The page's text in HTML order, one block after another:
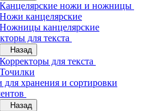
Канцелярские ножи и ножницы
Ножи канцелярские
Ножницы канцелярские
для текста
Назад
Корректоры для текста
Точилки
для хранения и сортировки
Назад